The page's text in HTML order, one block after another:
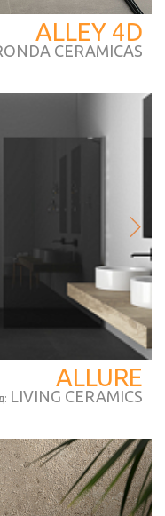
ALLEY 4D
CERAMICAS
ALLURE
LIVING CERAMICS